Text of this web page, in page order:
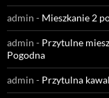
admin - Mieszkanie 2
admin - Przytulne
Pogodna
admin - Przytulna